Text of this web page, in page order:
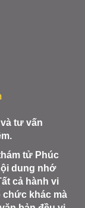
tư vấn
tử Phúc
dung nhớ
cả hành vi
chức khác mà